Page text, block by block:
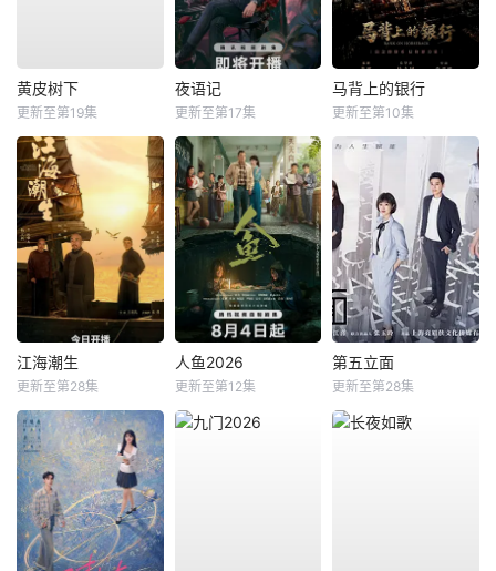
黄皮树下
更新至第19集
夜语记
更新至第17集
马背上的银行
更新至第10集
江海潮生
更新至第28集
人鱼2026
更新至第12集
第五立面
更新至第28集